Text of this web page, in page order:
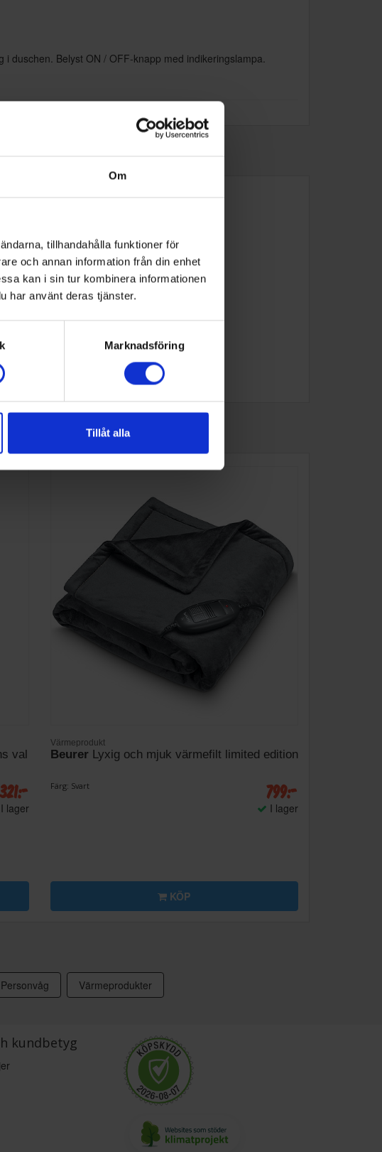
Om
tillhandahålla funktioner för
och annan information från din enhet
kan i sin tur kombinera informationen
har använt deras tjänster.
Marknadsföring
Tillåt alla
duschen. Belyst ON / OFF-knapp med indikeringslampa.
val
321:-
I lager
Värmeprodukt
Beurer Lyxig och mjuk värmefilt limited edition
Färg: Svart 799:-
I lager
KÖP
Personvåg Värmeprodukter
kundbetyg